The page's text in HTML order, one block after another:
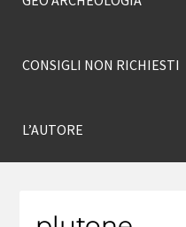
CONSIGLI NON RICHIESTI
L’AUTORE